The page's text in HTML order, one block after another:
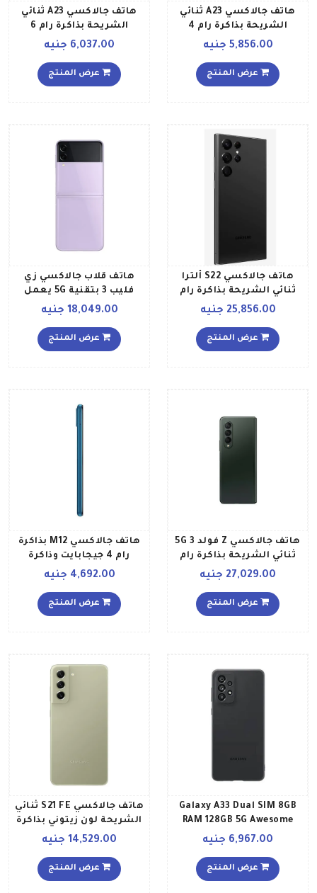
هاتف جالاكسي A23 ثنائي
الشريحة بذاكرة رام 4
جيجابايت وذاكرة داخلية
تقنية 4G إصدار الشرق
الأوسط، لون أزرق
5,856.00 جنيه
عرض المنتج
هاتف جالاكسي A23 ثنائي
الشريحة بذاكرة رام 6
بلون زرق إصدار الشرق
6,037.00 جنيه
عرض المنتج
هاتف جالاكسي S22 ألترا
ثنائي الشريحة بذاكرة رام
سعة 12 جيجابايت وذاكرة
يدعم تقنية 5G بلون أسود
فانتوم إصدار عالمي
25,856.00 جنيه
عرض المنتج
هاتف قلاب جالاكسي زي
فليب 3 بتقنية 5G يعمل
بشريحة SIM واحدة، مزود
وذاكرة داخلية سعة 256
جيجابايت، لون لافندر إصدار
18,049.00 جنيه
عرض المنتج
هاتف جالاكسي Z فولد 3 5G
ثنائي الشريحة بذاكرة رام
سعة 12 جيجابايت وذاكرة
بلون أخضر فانتوم إصدار
27,029.00 جنيه
عرض المنتج
هاتف جالاكسي M12 بذاكرة
رام 4 جيجابايت وذاكرة
داخلية 128 جيجابايت يدعم4,692.00 جنيه
عرض المنتج
Galaxy A33 Dual SIM 8GB
RAM 128GB 5G Awesome
Black
6,967.00 جنيه
عرض المنتج
هاتف جالاكسي S21 FE ثنائي
الشريحة لون زيتوني بذاكرة
رام سعة 8 جيجابايت وذاكرة
ومزود بتقنية 5G إصدار
الشرق الأوسط
14,529.00 جنيه
عرض المنتج